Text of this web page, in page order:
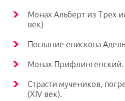
Монах Альберт из Трех
век)
Послание епископа
Монах Прифлингенский.
Страсти мучеников,
(XIV век).